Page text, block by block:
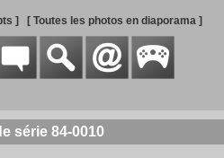
] [ Toutes les photos en diaporama ]
série 84-0010